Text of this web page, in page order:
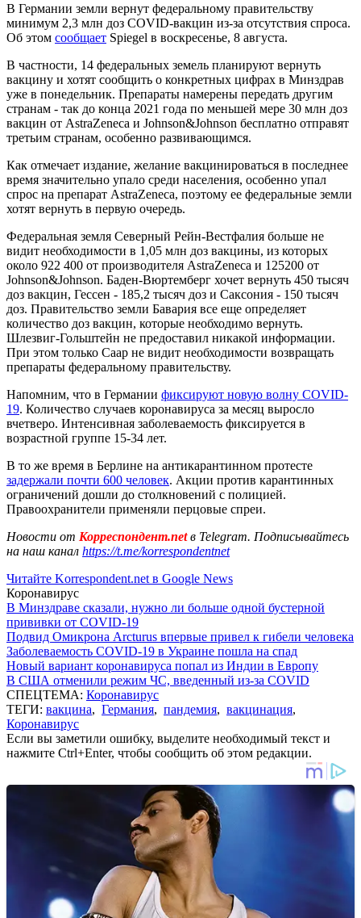
В Германии земли вернут федеральному правительству
минимум 2,3 млн доз COVID-вакцин из-за отсутствия спроса.
Об этом сообщает Spiegel в воскресенье, 8 августа.
В частности, 14 федеральных земель планируют вернуть
вакцину и хотят сообщить о конкретных цифрах в Минздрав
уже в понедельник. Препараты намерены передать другим
странам - так до конца 2021 года по меньшей мере 30 млн доз
вакцин от AstraZeneca и Johnson&Johnson бесплатно отправят
третьим странам, особенно развивающимся.
Как отмечает издание, желание вакцинироваться в последнее
время значительно упало среди населения, особенно упал
спрос на препарат AstraZeneca, поэтому ее федеральные земли
хотят вернуть в первую очередь.
Федеральная земля Северный Рейн-Вестфалия больше не
видит необходимости в 1,05 млн доз вакцины, из которых
около 922 400 от производителя AstraZeneca и 125200 от
Johnson&Johnson. Баден-Вюртемберг хочет вернуть 450 тысяч
доз вакцин, Гессен - 185,2 тысяч доз и Саксония - 150 тысяч
доз. Правительство земли Бавария все еще определяет
количество доз вакцин, которые необходимо вернуть.
Шлезвиг-Гольштейн не предоставил никакой информации.
При этом только Саар не видит необходимости возвращать
препараты федеральному правительству.
Напомним, что в Германии фиксируют новую волну COVID-
19. Количество случаев коронавируса за месяц выросло
вчетверо. Интенсивная заболеваемость фиксируется в
возрастной группе 15-34 лет.
В то же время в Берлине на антикарантинном протесте
задержали почти 600 человек. Акции против карантинных
ограничений дошли до столкновений с полицией.
Правоохранители применяли перцовые спреи.
Новости от Корреспондент.netв Telegram. Подписывайтесь
на наш канал https://t.me/korrespondentnet
Читайте Korrespondent.net в Google News
Коронавирус
В Минздраве сказали, нужно ли больше одной бустерной
прививки от COVID-19
Подвид Омикрона Arcturus впервые привел к гибели человека
Заболеваемость COVID-19 в Украине пошла на спад
Новый вариант коронавируса попал из Индии в Европу
В США отменили режим ЧС, введенный из-за COVID
СПЕЦТЕМА: Коронавирус
ТЕГИ: вакцина, Германия, пандемия, вакцинация,
Коронавирус
Если вы заметили ошибку, выделите необходимый текст и
нажмите Ctrl+Enter, чтобы сообщить об этом редакции.